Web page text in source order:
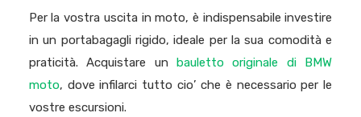
Per la vostra uscita in moto, è indispensabile investire
in un portabagagli rigido, ideale per la sua comodità e
praticità. Acquistare un bauletto originale di BMW
moto, dove infilarci tutto cio’ che è necessario per le
vostre escursioni.